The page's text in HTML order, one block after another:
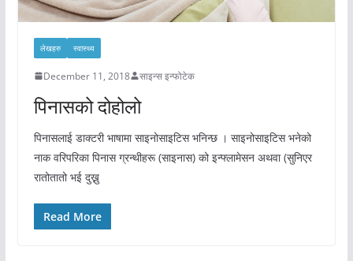
लेखहरु स्वास्थ्य
December 11, 2018 साइन्स इन्फोटेक
पिनासको दोहोलो
पिनासलाई डाक्टरी भाषामा साइनोसाइटिस भनिन्छ । साइनोसाइटिस भनेको
नाक वरिपरिका पिनास ग्रन्थीहरू (साइनास) को इन्फ्लामेसन अथवा (सुनिएर
रातोतातो भई दुख्नु
Read More